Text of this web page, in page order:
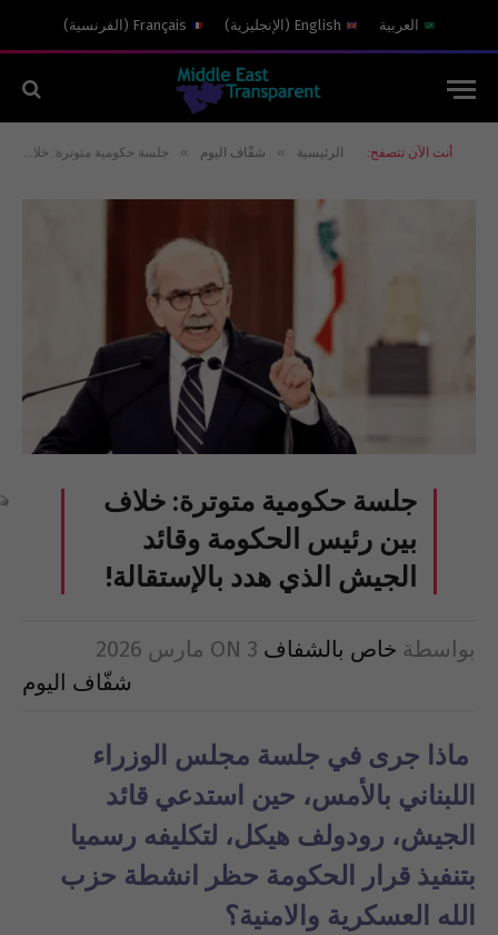
العربية English
( الإنجليزية)
Français
( الفرنسية)
أنت الآن تتصفح: الرئيسية » شفّاف اليوم » جلسة حكومية متوترة: خلاف بين رئيس الحكومة وقائد الجيش الذي هدد بالإستقالة!
جلسة حكومية متوترة: خلاف
بين رئيس الحكومة وقائد
الجيش الذي هدد بالإستقالة!
بواسطة خاص بالشفاف ON 3 مارس 2026
شفّاف اليوم
ماذا جرى في جلسة مجلس الوزراء
اللبناني بالأمس، حين استدعي قائد
الجيش، رودولف هيكل، لتكليفه رسميا
بتنفيذ قرار الحكومة حظر انشطة حزب
الله العسكرية والامنية؟